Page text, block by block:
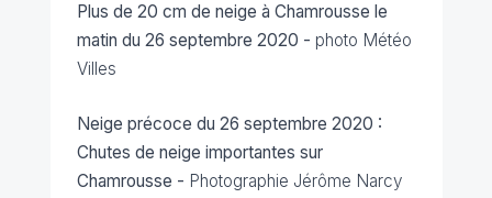
Plus de 20 cm de neige à Chamrousse le
matin du 26 septembre 2020 - photo Météo
Villes
Neige précoce du 26 septembre 2020 :
Chutes de neige importantes sur
Chamrousse - Photographie Jérôme Narcy